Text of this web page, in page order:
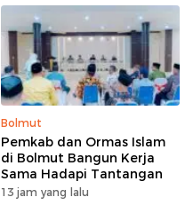
Bolmut
Pemkab dan Ormas Islam
di Bolmut Bangun Kerja
Sama Hadapi Tantangan
13 jam yang lalu